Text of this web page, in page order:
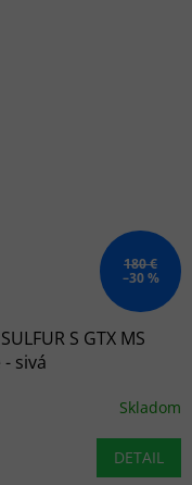
180 €
–30 %
S GTX MS
sivá
Skladom
DETAIL